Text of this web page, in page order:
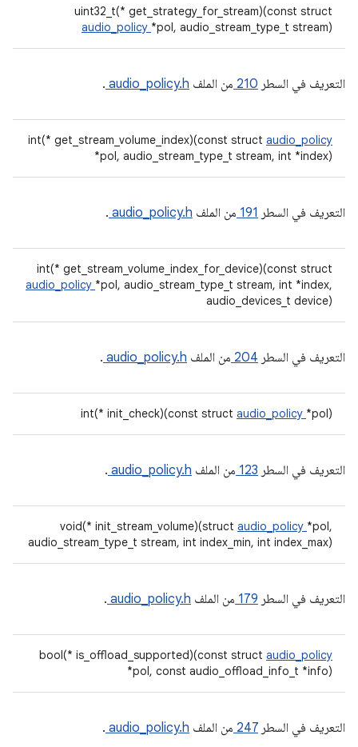
uint32_t(* get_strategy_for_stream)(const struct
audio_policy *pol, audio_stream_type_t stream)
التعريف في السطر 210 من الملف audio_policy.h
.
int(* get_stream_volume_index)(const struct audio_policy
*pol, audio_stream_type_t stream, int *index)
التعريف في السطر 191 من الملف audio_policy.h
.
int(* get_stream_volume_index_for_device)(const struct
audio_policy *pol, audio_stream_type_t stream, int *index,
audio_devices_t device)
التعريف في السطر 204 من الملف audio_policy.h
.
int(* init_check)(const struct audio_policy *pol)
التعريف في السطر 123 من الملف audio_policy.h
.
void(* init_stream_volume)(struct audio_policy *pol,
audio_stream_type_t stream, int index_min, int index_max)
التعريف في السطر 179 من الملف audio_policy.h
.
bool(* is_offload_supported)(const struct audio_policy
*pol, const audio_offload_info_t *info)
التعريف في السطر 247 من الملف audio_policy.h
.